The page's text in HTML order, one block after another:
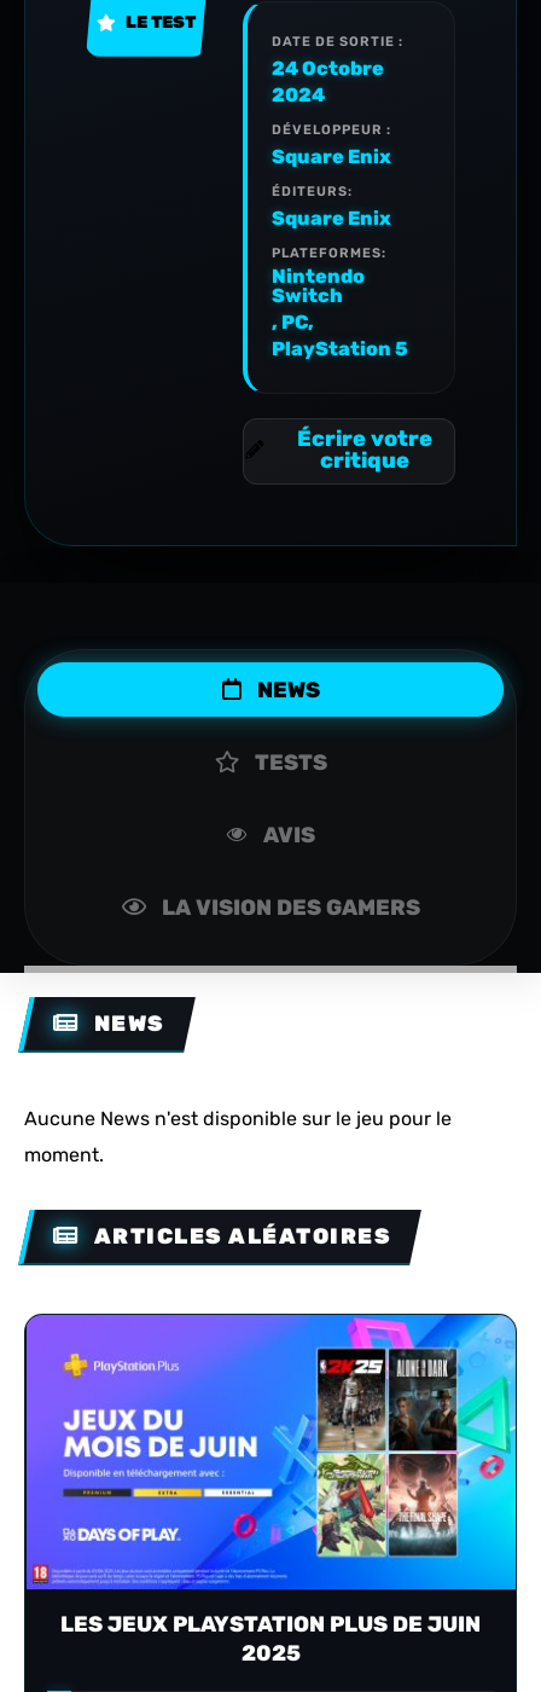
LE TEST
DATE DE SORTIE :
24 Octobre
2024
DÉVELOPPEUR :
Square Enix
ÉDITEURS:
Square Enix
PLATEFORMES:
Nintendo
Switch
, PC,
PlayStation 5
Écrire votre
critique
NEWS
TESTS
AVIS
LA VISION DES GAMERS
NEWS
Aucune News n'est disponible sur le jeu pour le
moment.
ARTICLES ALÉATOIRES
LES JEUX PLAYSTATION PLUS DE JUIN
2025